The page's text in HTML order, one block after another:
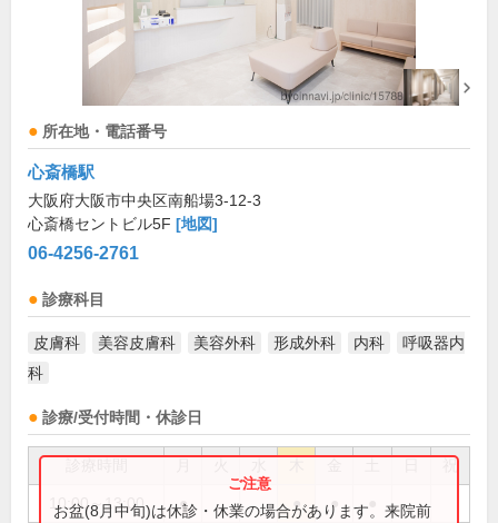
所在地・電話番号
心斎橋駅
大阪府大阪市中央区南船場3-12-3
心斎橋セントビル5F [地図]
06-4256-2761
診療科目
皮膚科 美容皮膚科 美容外科 形成外科 内科
呼吸器内
科
診療/受付時間・休診日
祝
10:00～13:00 ● ● ●
お盆(8月中旬)は休診・休業の場合があります。来院前